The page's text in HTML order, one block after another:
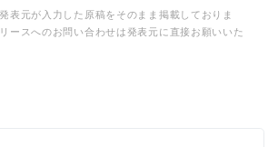
表元が入力した原稿をそのまま掲載しておりま
ースへのお問い合わせは発表元に直接お願いいた